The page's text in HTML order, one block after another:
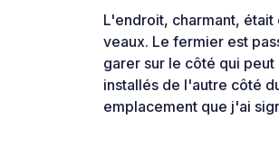
L'endroit, charmant,
veaux. Le fermier est
garer sur le côté qui
installés de l'autre côté
emplacement que j'ai